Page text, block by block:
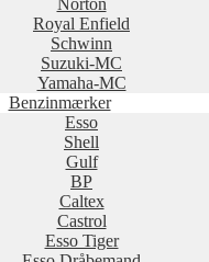
Norton
Royal Enfield
Schwinn
Suzuki-MC
Yamaha-MC
Benzinmærker
Esso
Shell
Gulf
BP
Caltex
Castrol
Esso Tiger